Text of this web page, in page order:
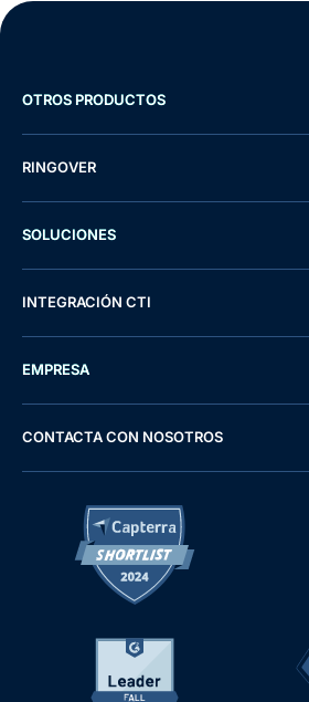
OTROS PRODUCTOS
RINGOVER
SOLUCIONES
INTEGRACIÓN CTI
EMPRESA
CONTACTA CON NOSOTROS